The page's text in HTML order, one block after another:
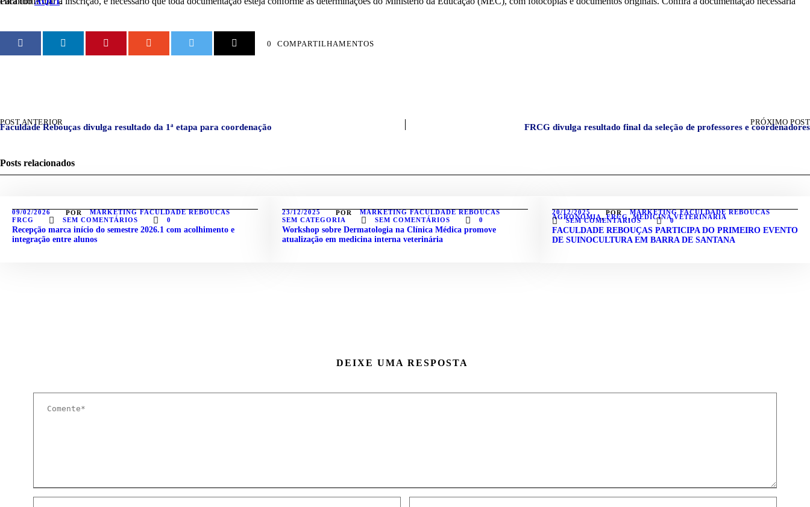
0 COMPARTILHAMENTOS
POST ANTERIOR
Faculdade Rebouças divulga resultado da 1ª etapa para coordenação
PRÓXIMO POST
FRCG divulga resultado final da seleção de professores e coordenadores
Posts relacionados
09/02/2026 POR
MARKETING FACULDADE REBOUCAS
FRCG
SEM COMENTÁRIOS 0
Recepção marca início do semestre 2026.1 com acolhimento e
integração entre alunos
23/12/2025 POR
MARKETING FACULDADE REBOUCAS
SEM CATEGORIA
SEM COMENTÁRIOS 0
Workshop sobre Dermatologia na Clínica Médica promove
atualização em medicina interna veterinária
20/12/2025 POR MARKETING FACULDADE REBOUCAS
AGRONOMIA, FRCG, MEDICINA VETERINÁRIA
SEM COMENTÁRIOS 0
FACULDADE REBOUÇAS PARTICIPA DO PRIMEIRO EVENTO
DE SUINOCULTURA EM BARRA DE SANTANA
DEIXE UMA RESPOSTA